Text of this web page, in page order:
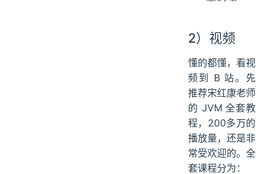
2）视频
懂的都懂，看视
频到 B 站。先
推荐宋红康老师
的 JVM 全套教
程，200多万的
播放量，还是非
常受欢迎的。全
套课程分为：